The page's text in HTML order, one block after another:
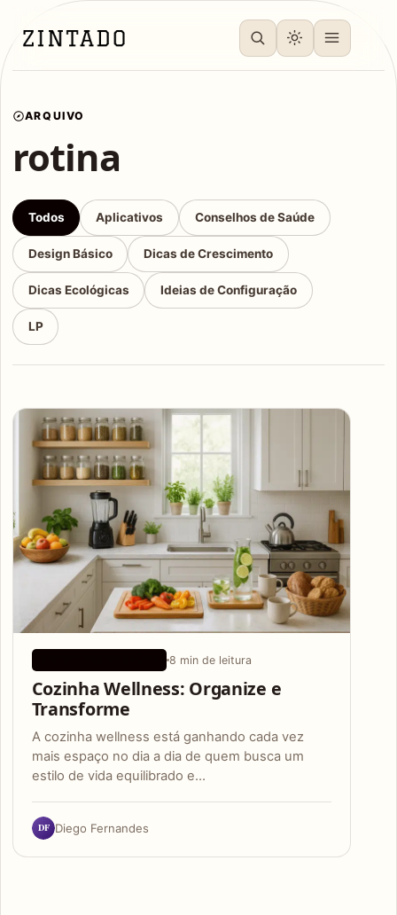
ARQUIVO
rotina
Todos Aplicativos Conselhos de Saúde
Design Básico Dicas de Crescimento
Dicas Ecológicas Ideias de Configuração
LP
Articles
8 min de leitura
Cozinha Wellness: Organize e
Transforme
A cozinha wellness está ganhando cada vez
mais espaço no dia a dia de quem busca um
estilo de vida equilibrado e…
DF Diego Fernandes